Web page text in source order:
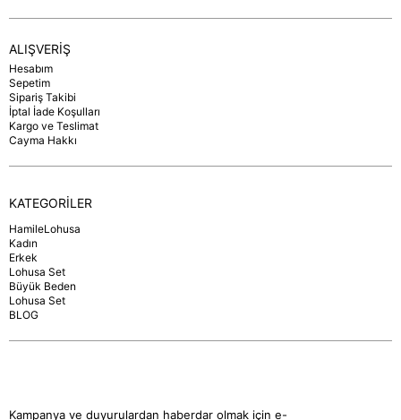
ALIŞVERİŞ
Hesabım
Sepetim
Sipariş Takibi
İptal İade Koşulları
Kargo ve Teslimat
Cayma Hakkı
KATEGORİLER
HamileLohusa
Kadın
Erkek
Lohusa Set
Büyük Beden
Lohusa Set
BLOG
Kampanya ve duyurulardan haberdar olmak için e-